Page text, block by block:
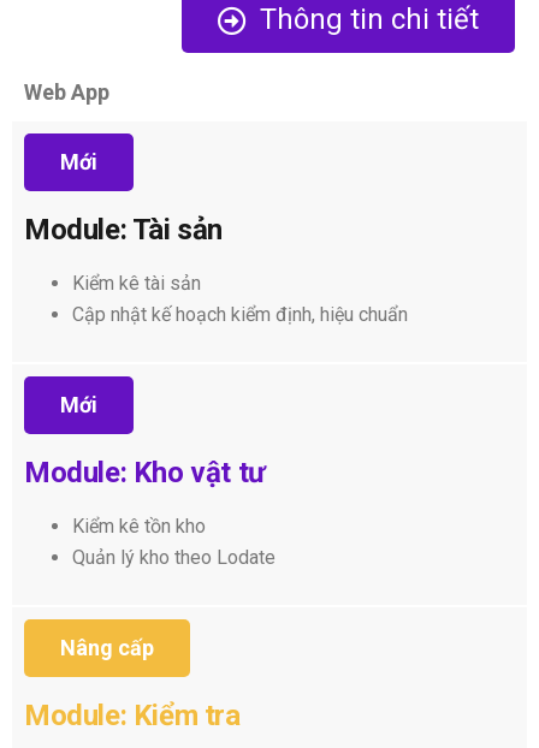
Thông tin chi tiết
Web App
Mới
Module: Tài sản
Kiểm kê tài sản
Cập nhật kế hoạch kiểm định, hiệu chuẩn
Mới
Module: Kho vật tư
Kiểm kê tồn kho
Quản lý kho theo Lodate
Nâng cấp
Module: Kiểm tra